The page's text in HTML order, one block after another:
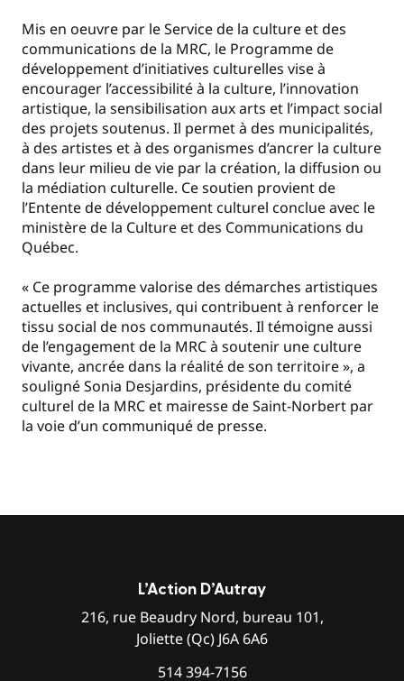
Mis en oeuvre par le Service de la culture et des
communications de la MRC, le Programme de
développement d’initiatives culturelles vise à
encourager l’accessibilité à la culture, l’innovation
artistique, la sensibilisation aux arts et l’impact social
des projets soutenus. Il permet à des municipalités,
à des artistes et à des organismes d’ancrer la culture
dans leur milieu de vie par la création, la diffusion ou
la médiation culturelle. Ce soutien provient de
l’Entente de développement culturel conclue avec le
ministère de la Culture et des Communications du
Québec.
« Ce programme valorise des démarches artistiques
actuelles et inclusives, qui contribuent à renforcer le
tissu social de nos communautés. Il témoigne aussi
de l’engagement de la MRC à soutenir une culture
vivante, ancrée dans la réalité de son territoire », a
souligné Sonia Desjardins, présidente du comité
culturel de la MRC et mairesse de Saint-Norbert par
la voie d’un communiqué de presse.
L’Action D’Autray
216, rue Beaudry Nord, bureau 101,
Joliette (Qc) J6A 6A6
514 394-7156